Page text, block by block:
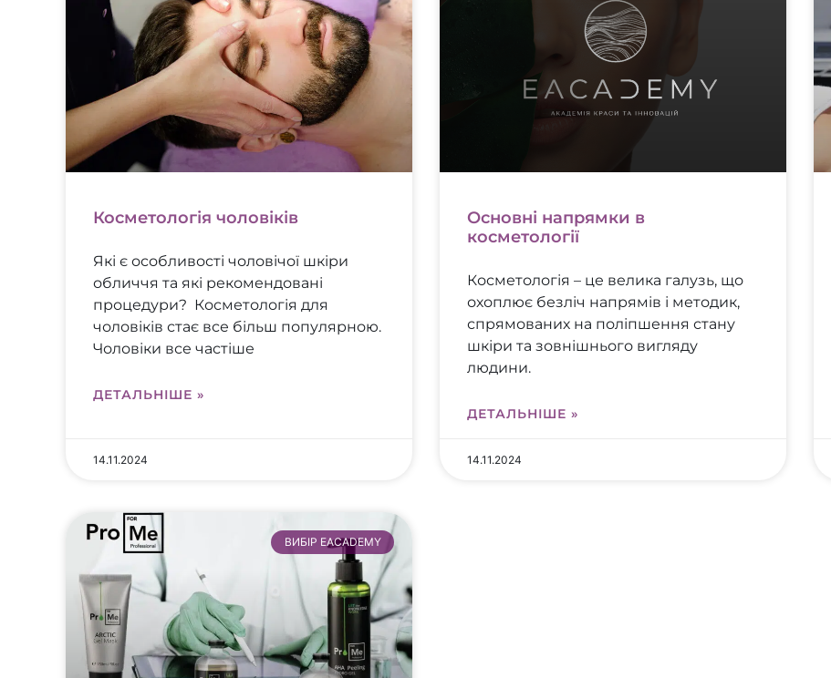
Косметологія чоловіків
Які є особливості чоловічої шкіри
обличчя та які рекомендовані
процедури? Косметологія для
чоловіків стає все більш популярною.
Чоловіки все частіше
ДЕТАЛЬНІШЕ »
14.11.2024
Основні напрямки в
косметології
Косметологія – це велика галузь, що
охоплює безліч напрямів і методик,
спрямованих на поліпшення стану
шкіри та зовнішнього вигляду
людини.
ДЕТАЛЬНІШЕ »
14.11.2024
ВИБІР EACADEMY